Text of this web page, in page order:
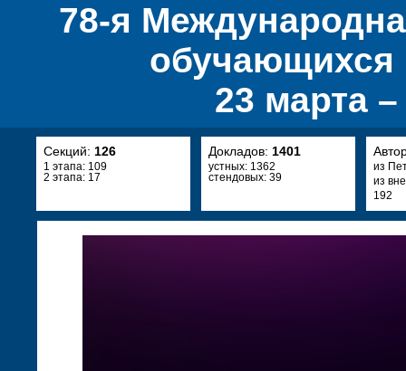
78-я
23 марта
Секций: 126
1 этапа: 109
2 этапа: 17
Докладов: 1401
устных: 1362
стендовых: 39
из
из
192